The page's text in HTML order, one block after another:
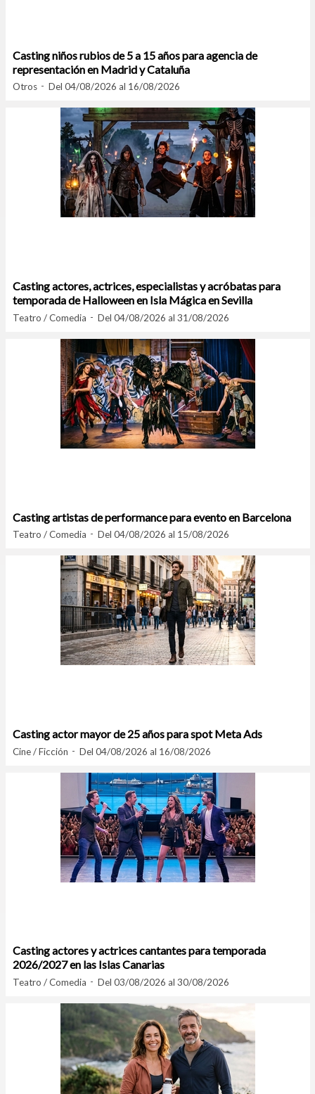
Casting niños rubios de 5 a 15 años para agencia de
representación en Madrid y Cataluña
Otros Del 04/08/2026 al 16/08/2026
Casting actores, actrices, especialistas y acróbatas para
temporada de Halloween en Isla Mágica en Sevilla
Teatro / Comedia Del 04/08/2026 al 31/08/2026
Casting artistas de performance para evento en Barcelona
Teatro / Comedia Del 04/08/2026 al 15/08/2026
Casting actor mayor de 25 años para spot Meta Ads
Cine / Ficción Del 04/08/2026 al 16/08/2026
Casting actores y actrices cantantes para temporada
2026/2027 en las Islas Canarias
Teatro / Comedia Del 03/08/2026 al 30/08/2026